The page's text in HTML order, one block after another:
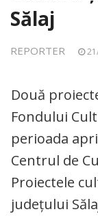
Sălaj
REPORTER
Două
Fondului
perioada
Centrul de
Proiectele
județului